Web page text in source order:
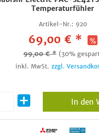
Temperaturfühler
Artikel-Nr.: 920
69,00 € *
99,00 € * (30%
inkl. MwSt. zzgl.
In den